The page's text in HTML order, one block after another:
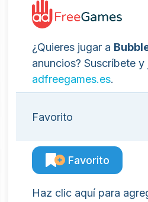
¿Quieres jugar a
anuncios? Suscríbete y
adfreegames.es.
Favorito
Favorito
Haz clic aquí para